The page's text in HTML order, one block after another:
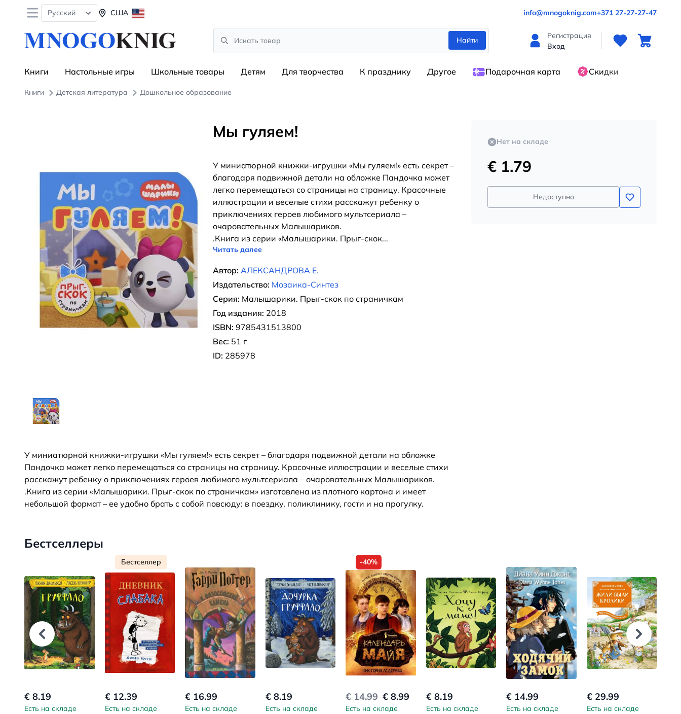
Open menu
Русский США info@mnogoknig.com+371 27-27-27-47
Search
Найти
Регистрация
Вход
Книги Настольные игры Школьные товары Детям Для творчества К празднику Другое Подарочная карта Скидки
Книги Детская литература Дошкольное образование
Мы гуляем!
У миниатюрной книжки-игрушки «Мы гуляем!» есть секрет –
благодаря подвижной детали на обложке Пандочка может
легко перемещаться со страницы на страницу. Красочные
иллюстрации и веселые стихи расскажут ребенку о
приключениях героев любимого мультсериала –
очаровательных Малышариков.
.Книга из серии «Малышарики. Прыг-скок...
Читать далее
Автор: АЛЕКСАНДРОВА Е.
Издательство: Мозаика-Синтез
Серия: Малышарики. Прыг-скок по страничкам
Год издания: 2018
ISBN: 9785431513800
Вес: 51 г
ID: 285978
У миниатюрной книжки-игрушки «Мы гуляем!» есть секрет – благодаря подвижной детали на обложке
Пандочка может легко перемещаться со страницы на страницу. Красочные иллюстрации и веселые стихи
расскажут ребенку о приключениях героев любимого мультсериала – очаровательных Малышариков.
.Книга из серии «Малышарики. Прыг-скок по страничкам» изготовлена из плотного картона и имеет
небольшой формат – ее удобно брать с собой повсюду: в поездку, поликлинику, гости и на прогулку.
Нет на складе
€ 1.79
Недоступно
Бестселлеры
€ 8.19
Есть на складе
Бестселлер
€ 12.39
Есть на складе
€ 16.99
Есть на складе
€ 8.19
Есть на складе
-40%
€ 14.99€ 8.99
Есть на складе
€ 8.19
Есть на складе
€ 14.99
Есть на складе
€ 29.99
Есть на складе